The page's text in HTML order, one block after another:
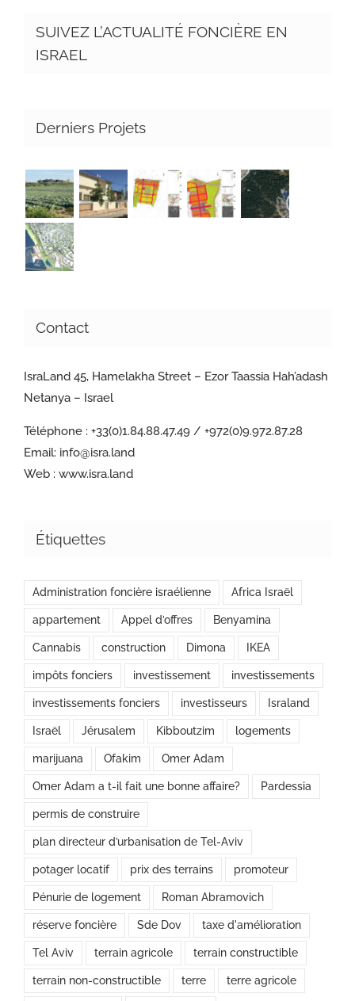
SUIVEZ L’ACTUALITÉ FONCIÈRE EN
ISRAEL
Derniers Projets
Contact
IsraLand 45, Hamelakha Street – Ezor Taassia Hah’adash
Netanya – Israel
Téléphone : +33(0)1.84.88.47.49 / +972(0)9.972.87.28
Email: info@isra.land
Web : www.isra.land
Étiquettes
Administration foncière israélienne Africa Israël
appartement Appel d’offres Benyamina
Cannabis construction Dimona IKEA
impôts fonciers investissement investissements
investissements fonciers investisseurs Israland
Israël Jérusalem Kibboutzim logements
marijuana Ofakim Omer Adam
Omer Adam a t-il fait une bonne affaire? Pardessia
permis de construire
plan directeur d’urbanisation de Tel-Aviv
potager locatif prix des terrains promoteur
Pénurie de logement Roman Abramovich
réserve foncière Sde Dov taxe d'amélioration
Tel Aviv terrain agricole terrain constructible
terrain non-constructible terre terre agricole